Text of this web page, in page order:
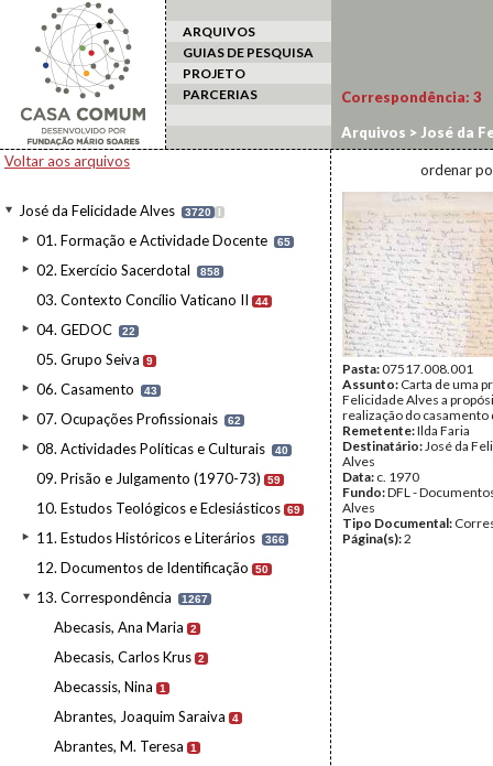
ARQUIVOS
GUIAS DE PESQUISA
PROJETO
PARCERIAS
Voltar aos arquivos
José da Felicidade Alves 3720 I
01. Formação e Actividade Docente 65
02. Exercício Sacerdotal 858
03. Contexto Concílio Vaticano II 44
04. GEDOC 22
05. Grupo Seiva 9
06. Casamento 43
07. Ocupações Profissionais 62
08. Actividades Políticas e Culturais 40
09. Prisão e Julgamento (1970-73) 59
10. Estudos Teológicos e Eclesiásticos 69
11. Estudos Históricos e Literários 366
12. Documentos de Identificação 50
13. Correspondência 1267
Abecasis, Ana Maria 2
Abecasis, Carlos Krus 2
Abecassis, Nina 1
Abrantes, Joaquim Saraiva 4
Abrantes, M. Teresa 1
Correspondência: 3
Arquivos > José da
ordenar
Pasta:07517.008.001
Assunto: Carta de uma
Felicidade Alves a
realização do casamento
Remetente:Ilda Faria
Destinatário:José da
Alves
Data: c. 1970
Fundo:DFL -
Alves
Tipo Documental:
Página(s):2